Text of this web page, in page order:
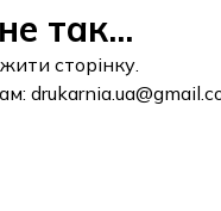
так...
сторінку.